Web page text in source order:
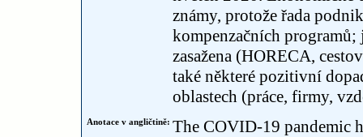
známy, protože řada
kompenzačních programů;
zasažena (HORECA,
také některé pozitivní
oblastech (práce, firmy,
Anotace v angličtině: The COVID-19 pandemic